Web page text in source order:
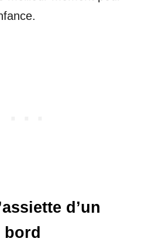
d’un
bord